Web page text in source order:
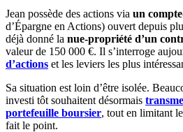
Jean possède des actions via un
d’Épargne en Actions) ouvert depuis
déjà donné la nue-propriété d’un
valeur de 150 000 €. Il s’interroge
d’actions et les leviers les plus
Sa situation est loin d’être isolée.
investi tôt souhaitent désormais
portefeuille boursier, tout en limitant
fait le point.